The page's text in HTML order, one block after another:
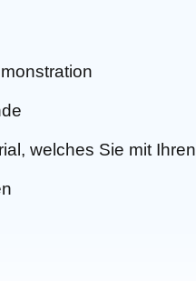
welches Sie mit Ihren